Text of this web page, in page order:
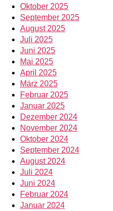
Oktober 2025
September 2025
August 2025
Juli 2025
Juni 2025
Mai 2025
April 2025
März 2025
Februar 2025
Januar 2025
Dezember 2024
November 2024
Oktober 2024
September 2024
August 2024
Juli 2024
Juni 2024
Februar 2024
Januar 2024